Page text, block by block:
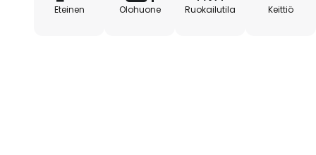
Eteinen Olohuone Ruokailutila Keittiö